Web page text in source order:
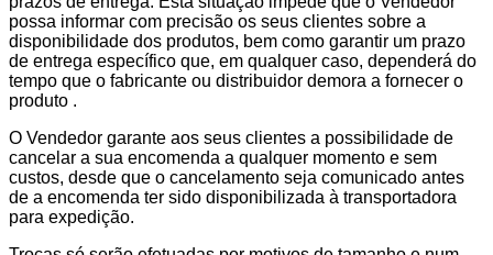
possa informar com precisão os seus clientes sobre a
disponibilidade dos produtos, bem como garantir um prazo
de entrega específico que, em qualquer caso, dependerá do
tempo que o fabricante ou distribuidor demora a fornecer o
produto .
O Vendedor garante aos seus clientes a possibilidade de
cancelar a sua encomenda a qualquer momento e sem
custos, desde que o cancelamento seja comunicado antes
de a encomenda ter sido disponibilizada à transportadora
para expedição.